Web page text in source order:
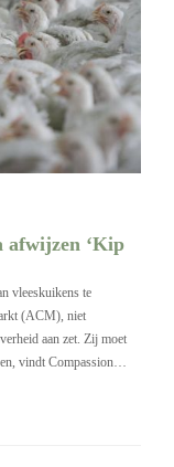
afwijzen ‘Kip
vleeskuikens te
(ACM), niet
aan zet. Zij moet
vindt Compassion…